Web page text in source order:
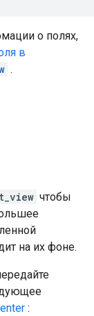
о полях,
в
.
чтобы
на их фоне.
: